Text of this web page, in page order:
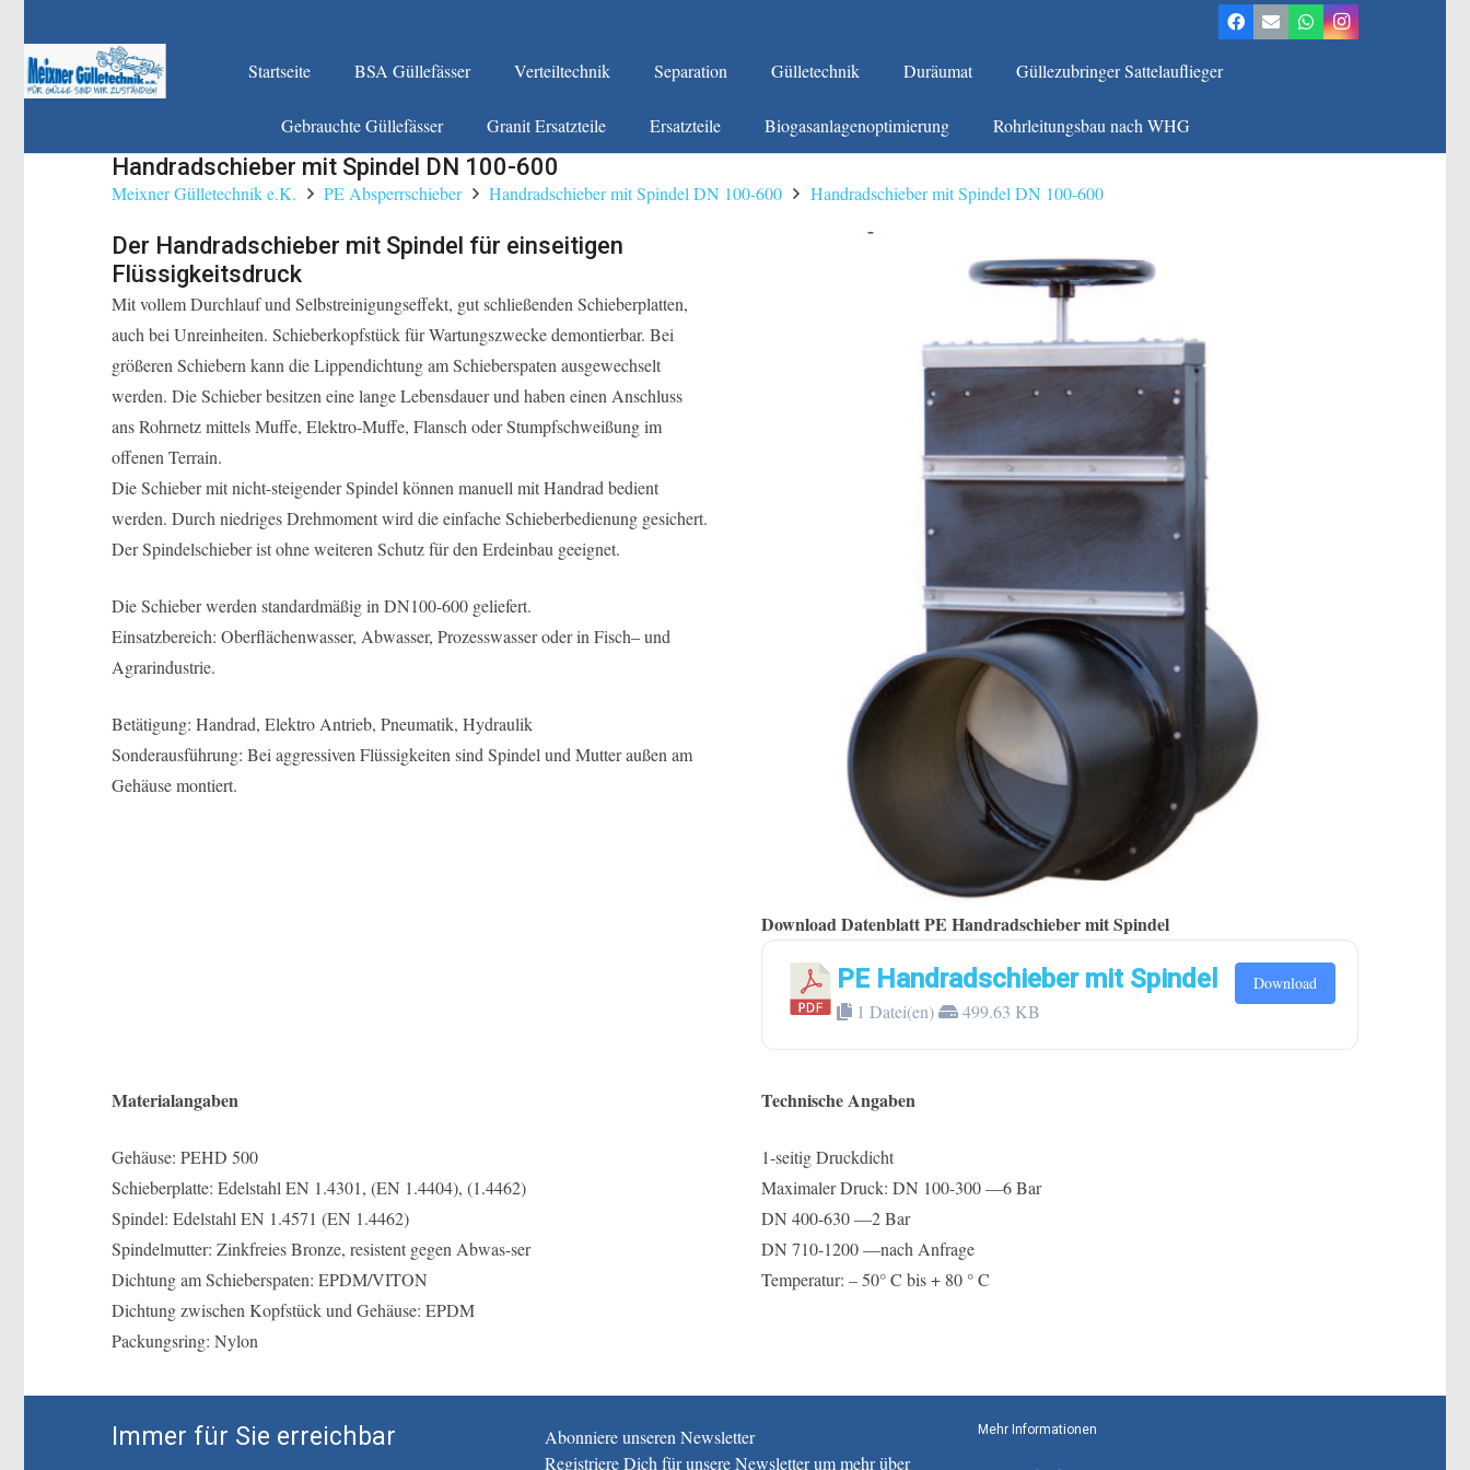
Startseite BSA Güllefässer Verteiltechnik Separation Gülletechnik Duräumat Güllezubringer Sattelauflieger
Gebrauchte Güllefässer Granit Ersatzteile Ersatzteile Biogasanlagenoptimierung Rohrleitungsbau nach WHG
Handradschieber mit Spindel DN 100-600
Meixner Gülletechnik e.K. PE Absperrschieber Handradschieber mit Spindel DN 100-600 Handradschieber mit Spindel DN 100-600
Der Handradschieber mit Spindel für einseitigen
Flüssigkeitsdruck
Mit vollem Durchlauf und Selbstreinigungseffekt, gut schließenden Schieberplatten,
auch bei Unreinheiten. Schieberkopfstück für Wartungszwecke demontierbar. Bei
größeren Schiebern kann die Lippendichtung am Schieberspaten ausgewechselt
werden. Die Schieber besitzen eine lange Lebensdauer und haben einen Anschluss
ans Rohrnetz mittels Muffe, Elektro-Muffe, Flansch oder Stumpfschweißung im
offenen Terrain.
Die Schieber mit nicht-steigender Spindel können manuell mit Handrad bedient
werden. Durch niedriges Drehmoment wird die einfache Schieberbedienung gesichert.
Der Spindelschieber ist ohne weiteren Schutz für den Erdeinbau geeignet.
Die Schieber werden standardmäßig in DN100-600 geliefert.
Einsatzbereich: Oberflächenwasser, Abwasser, Prozesswasser oder in Fisch– und
Agrarindustrie.
Betätigung: Handrad, Elektro Antrieb, Pneumatik, Hydraulik
Sonderausführung: Bei aggressiven Flüssigkeiten sind Spindel und Mutter außen am
Gehäuse montiert.
Download Datenblatt PE Handradschieber mit Spindel
PE Handradschieber mit Spindel
1 Datei(en) 499.63 KB
Download
Materialangaben
Gehäuse: PEHD 500
Schieberplatte: Edelstahl EN 1.4301, (EN 1.4404), (1.4462)
Spindel: Edelstahl EN 1.4571 (EN 1.4462)
Spindelmutter: Zinkfreies Bronze, resistent gegen Abwas-ser
Dichtung am Schieberspaten: EPDM/VITON
Dichtung zwischen Kopfstück und Gehäuse: EPDM
Packungsring: Nylon
Technische Angaben
1-seitig Druckdicht
Maximaler Druck: DN 100-300 —6 Bar
DN 400-630 —2 Bar
DN 710-1200 —nach Anfrage
Temperatur: – 50° C bis + 80 ° C
Immer für Sie erreichbar
Abonniere unseren Newsletter
Registriere Dich für unsere Newsletter um mehr über
Mehr Informationen